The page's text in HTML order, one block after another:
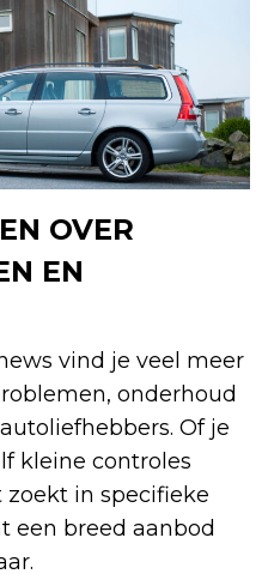
OVER
EN
vind je veel meer
onderhoud
Of je
kleine controles
in specifieke
een breed aanbod